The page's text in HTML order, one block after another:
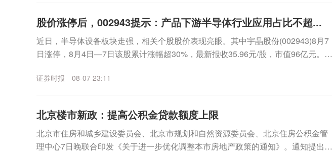
股价涨停后，002943提示：产品下游半导体行业应用占比不超...
近日，半导体设备板块走强，相关个股股价表现亮眼。其中宇晶股份(002943)8月7
日涨停，8月4日—7日该股累计涨幅超30%，最新报收35.96元/股，市值96亿元。8
证券时报 08-07 23:11
北京楼市新政：提高公积金贷款额度上限
北京市住房和城乡建设委员会、北京市规划和自然资源委员会、北京住房公积金管
理中心7日晚联合印发《关于进一步优化调整本市房地产政策的通知》。通知提出，